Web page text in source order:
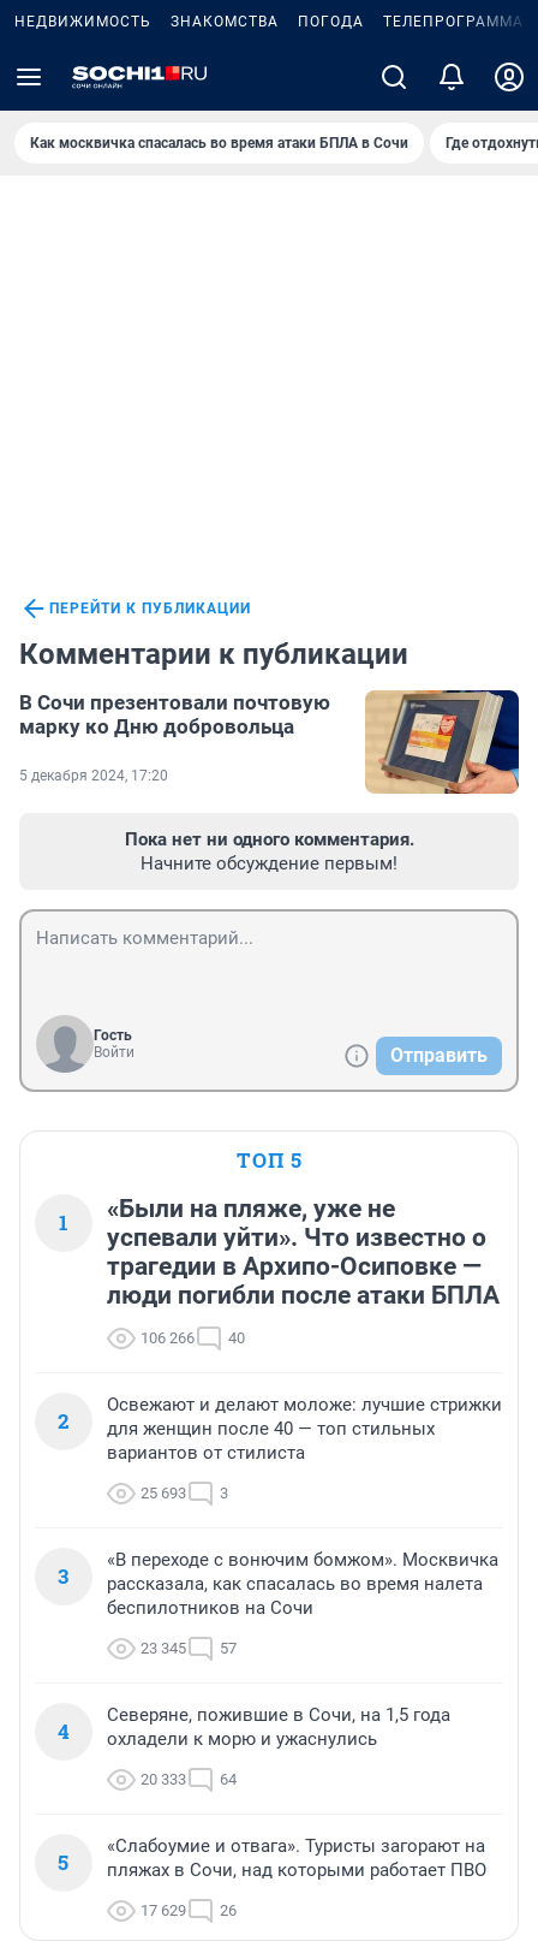
НЕДВИЖИМОСТЬ ЗНАКОМСТВА ПОГОДА ТЕЛЕПРОГРАММА
Как москвичка спасалась во время атаки БПЛА в Сочи Где
ПЕРЕЙТИ К ПУБЛИКАЦИИ
Комментарии к публикации
В Сочи презентовали почтовую
марку ко Дню добровольца
5 декабря 2024, 17:20
Пока нет ни одного комментария.
Начните обсуждение первым!
Гость
Войти
Отправить
ТОП 5
1
«Были на пляже, уже не
успевали уйти». Что известно о
трагедии в Архипо-Осиповке —
люди погибли после атаки БПЛА
106 266 40
2
Освежают и делают моложе: лучшие стрижки
для женщин после 40 — топ стильных
вариантов от стилиста
25 693 3
3
«В переходе с вонючим бомжом». Москвичка
рассказала, как спасалась во время налета
беспилотников на Сочи
23 345 57
4
Северяне, пожившие в Сочи, на 1,5 года
охладели к морю и ужаснулись
20 333 64
5
«Слабоумие и отвага». Туристы загорают на
пляжах в Сочи, над которыми работает ПВО
17 629 26